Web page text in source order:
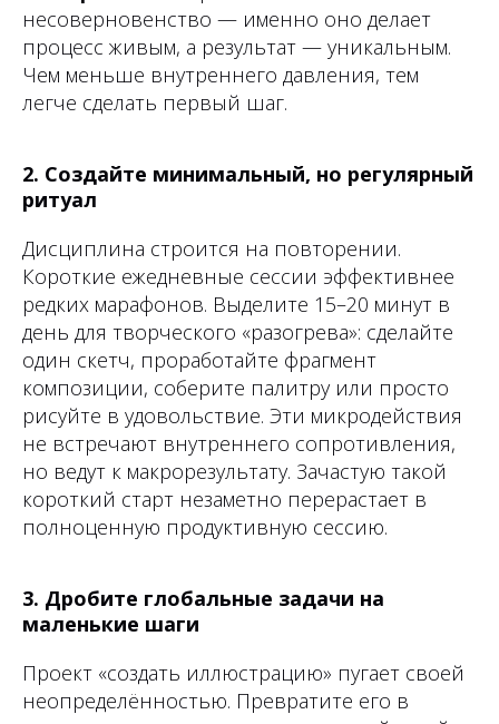
несоверновенство — именно оно делает
процесс живым, а результат — уникальным.
Чем меньше внутреннего давления, тем
легче сделать первый шаг.
2. Создайте минимальный, но регулярный
ритуал
Дисциплина строится на повторении.
Короткие ежедневные сессии эффективнее
редких марафонов. Выделите 15–20 минут в
день для творческого «разогрева»: сделайте
один скетч, проработайте фрагмент
композиции, соберите палитру или просто
рисуйте в удовольствие. Эти микродействия
не встречают внутреннего сопротивления,
но ведут к макрорезультату. Зачастую такой
короткий старт незаметно перерастает в
полноценную продуктивную сессию.
3. Дробите глобальные задачи на
маленькие шаги
Проект «создать иллюстрацию» пугает своей
неопределённостью. Превратите его в